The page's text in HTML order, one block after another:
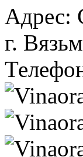
Адрес:
г.